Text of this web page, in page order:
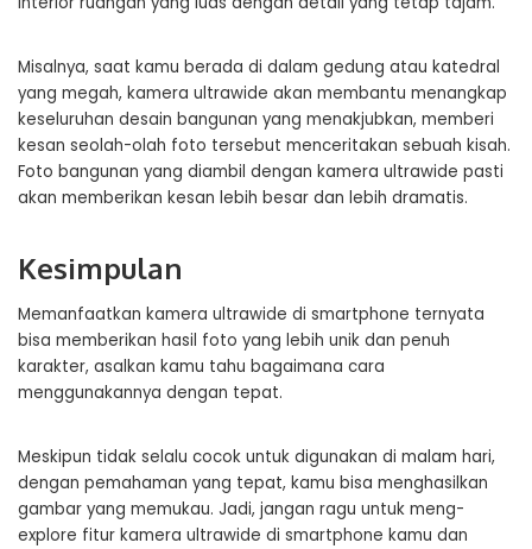
Misalnya, saat kamu berada di dalam gedung atau katedral
yang megah, kamera ultrawide akan membantu menangkap
keseluruhan desain bangunan yang menakjubkan, memberi
kesan seolah-olah foto tersebut menceritakan sebuah kisah.
Foto bangunan yang diambil dengan kamera ultrawide pasti
akan memberikan kesan lebih besar dan lebih dramatis.
Kesimpulan
Memanfaatkan kamera ultrawide di smartphone ternyata
bisa memberikan hasil foto yang lebih unik dan penuh
karakter, asalkan kamu tahu bagaimana cara
menggunakannya dengan tepat.
Meskipun tidak selalu cocok untuk digunakan di malam hari,
dengan pemahaman yang tepat, kamu bisa menghasilkan
gambar yang memukau. Jadi, jangan ragu untuk meng-
explore fitur kamera ultrawide di smartphone kamu dan